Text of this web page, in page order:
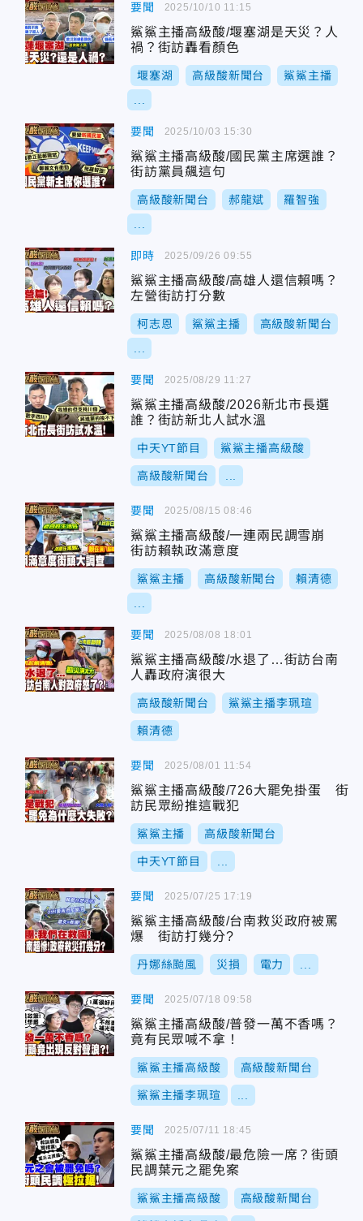
要聞
鯊鯊主播高級酸/堰塞湖是天災？人
禍？街訪轟看顏色
堰塞湖 高級酸新聞台 鯊鯊主播
2025/10/10 11:15
要聞
鯊鯊主播高級酸/國民黨主席選誰？
街訪黨員飆這句
高級酸新聞台 郝龍斌 羅智強
2025/10/03 15:30
即時
鯊鯊主播高級酸/高雄人還信賴嗎？
左營街訪打分數
柯志恩 鯊鯊主播 高級酸新聞台
2025/09/26 09:55
要聞
鯊鯊主播高級酸/2026新北市長選
誰？街訪新北人試水溫
中天YT節目 鯊鯊主播高級酸
高級酸新聞台
2025/08/29 11:27
要聞
鯊鯊主播高級酸/一連兩民調雪崩
街訪賴執政滿意度
鯊鯊主播 高級酸新聞台 賴清德
2025/08/15 08:46
要聞
鯊鯊主播高級酸/水退了…街訪台南
人轟政府演很大
高級酸新聞台 鯊鯊主播李珮瑄
賴清德
2025/08/08 18:01
要聞
鯊鯊主播高級酸/726大罷免掛蛋 街
訪民眾紛推這戰犯
鯊鯊主播 高級酸新聞台
中天YT節目
2025/08/01 11:54
要聞
鯊鯊主播高級酸/台南救災政府被罵
爆 街訪打幾分?
丹娜絲颱風 災損 電力
2025/07/25 17:19
要聞
鯊鯊主播高級酸/普發一萬不香嗎？
竟有民眾喊不拿！
鯊鯊主播高級酸 高級酸新聞台
鯊鯊主播李珮瑄
2025/07/18 09:58
要聞
鯊鯊主播高級酸/最危險一席？街頭
民調葉元之罷免案
鯊鯊主播高級酸 高級酸新聞台
2025/07/11 18:45